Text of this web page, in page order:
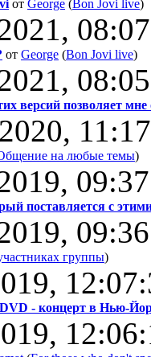
от George (Bon Jovi live)
от George (Bon Jovi live)
версий позволяет
на любые темы)
поставляется с
группы)
- концерт в Нью-